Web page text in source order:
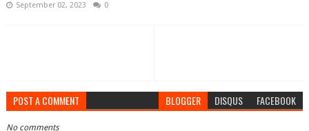
September 02, 2023 0
POST A COMMENT BLOGGER DISQUS FACEBOOK
No comments